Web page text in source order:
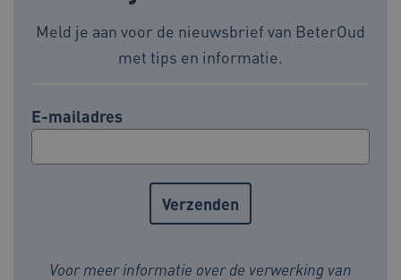
Meld je aan voor de nieuwsbrief van BeterOud
met tips en informatie.
E-mailadres
Voor meer informatie over de verwerking van
AWSALBCORS
Amazon.com Inc.
__Secure-ROLLOUT_TOKEN
Google Privacy Policy